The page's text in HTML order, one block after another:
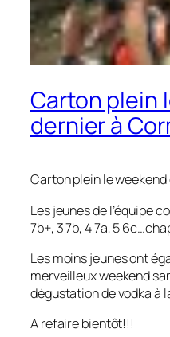
Carton plein
dernier à
Carton plein le
Les jeunes de l’équipe
7b+, 3 7b, 4 7a, 5
Les moins jeunes ont
merveilleux weekend
dégustation de vodka à
A refaire bientôt!!!